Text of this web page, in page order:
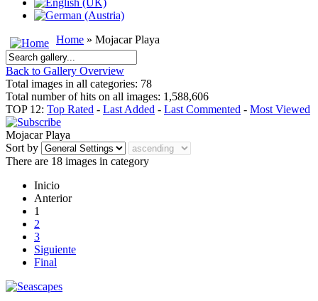
Home » Mojacar Playa
Back to Gallery Overview
Total images in all categories: 78
Total number of hits on all images: 1,588,606
TOP 12: Top Rated - Last Added - Last Commented - Most Viewed
Mojacar Playa
Sort by
There are 18 images in category
Inicio
Anterior
1
2
3
Siguiente
Final